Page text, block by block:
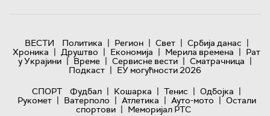
ВЕСТИ Политика | Регион | Свет | Србија данас |
Хроника | Друштво | Економија | Мерила времена | Рат
у Украјини | Време | Сервисне вести | Сматрачница |
Подкаст | ЕУ могућности 2026
СПОРТ
Фудбал | Кошарка | Тенис | Одбојка |
Рукомет | Ватерполо | Атлетика | Ауто-мото | Остали
спортови | Меморијал РТС